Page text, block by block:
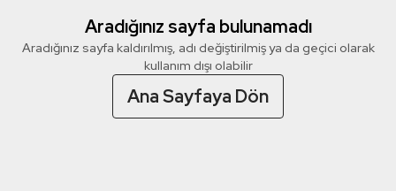
Aradığınız sayfa bulunamadı
Aradığınız sayfa kaldırılmış, adı değiştirilmiş ya da geçici olarak
kullanım dışı olabilir
Ana Sayfaya Dön